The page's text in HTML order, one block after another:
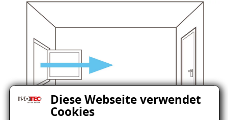
Diese Webseite verwendet
Cookies